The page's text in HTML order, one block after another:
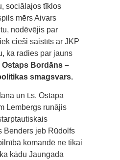
sociālajos tīklos
mērs Aivars
nodēvējis par
cieši saistīts ar JKP
ka radies par jauns
Ostaps Bordāns –
smagsvars.
un t.s. Ostapa
Lembergs runājis
Benders jeb Rūdolfs
komandē ne tikai
kādu Jaungada